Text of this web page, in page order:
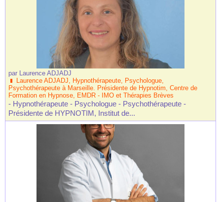
par Laurence ADJADJ
Laurence ADJADJ, Hypnothérapeute, Psychologue,
Psychothérapeute à Marseille. Présidente de Hypnotim, Centre de
Formation en Hypnose, EMDR - IMO et Thérapies Brèves
- Hypnothérapeute - Psychologue - Psychothérapeute -
Présidente de HYPNOTIM, Institut de...